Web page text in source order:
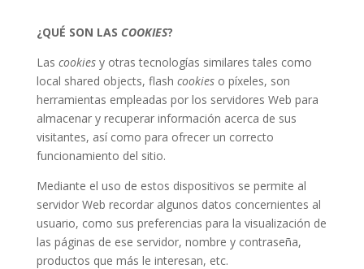
¿QUÉ SON LAS COOKIES?
Las cookies y otras tecnologías similares tales como
local shared objects, flash cookies o píxeles, son
herramientas empleadas por los servidores Web para
almacenar y recuperar información acerca de sus
visitantes, así como para ofrecer un correcto
funcionamiento del sitio.
Mediante el uso de estos dispositivos se permite al
servidor Web recordar algunos datos concernientes al
usuario, como sus preferencias para la visualización de
las páginas de ese servidor, nombre y contraseña,
productos que más le interesan, etc.